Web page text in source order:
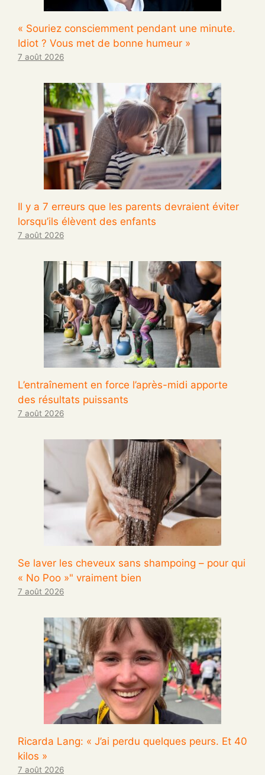
« Souriez consciemment pendant une minute.
Idiot ? Vous met de bonne humeur »
7 août 2026
Il y a 7 erreurs que les parents devraient éviter
lorsqu’ils élèvent des enfants
7 août 2026
L’entraînement en force l’après-midi apporte
des résultats puissants
7 août 2026
Se laver les cheveux sans shampoing – pour qui
« No Poo »" vraiment bien
7 août 2026
Ricarda Lang: « J’ai perdu quelques peurs. Et 40
kilos »
7 août 2026